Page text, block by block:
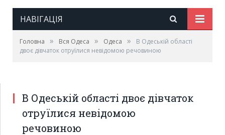
НАВІГАЦІЯ
Головна » Вся Одеса » Одеса »
В Одеській області
двоє дівчаток отруїлися невідомою речовиною
В Одеській області двоє дівчаток
отруїлися невідомою
речовиною